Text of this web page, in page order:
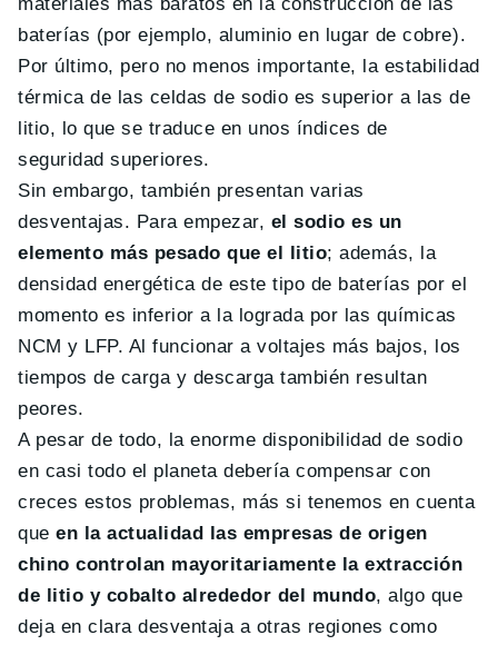
baterías (por ejemplo, aluminio en lugar de cobre).
Por último, pero no menos importante, la estabilidad
térmica de las celdas de sodio es superior a las de
litio, lo que se traduce en unos índices de
seguridad superiores.
Sin embargo, también presentan varias
desventajas. Para empezar, el sodio es un
elemento más pesado que el litio; además, la
densidad energética de este tipo de baterías por el
momento es inferior a la lograda por las químicas
NCM y LFP. Al funcionar a voltajes más bajos, los
tiempos de carga y descarga también resultan
peores.
A pesar de todo, la enorme disponibilidad de sodio
en casi todo el planeta debería compensar con
creces estos problemas, más si tenemos en cuenta
que en la actualidad las empresas de origen
chino controlan mayoritariamente la extracción
de litio y cobalto alrededor del mundo, algo que
deja en clara desventaja a otras regiones como